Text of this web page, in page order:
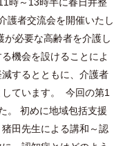
時～13時半に春日井整
護者交流会を開催いたし
が必要な高齢者を介護し
機会を設けることによ
するとともに、介護者
ています。 今回の第1
。 初めに地域包括支援
田先生による講和～認